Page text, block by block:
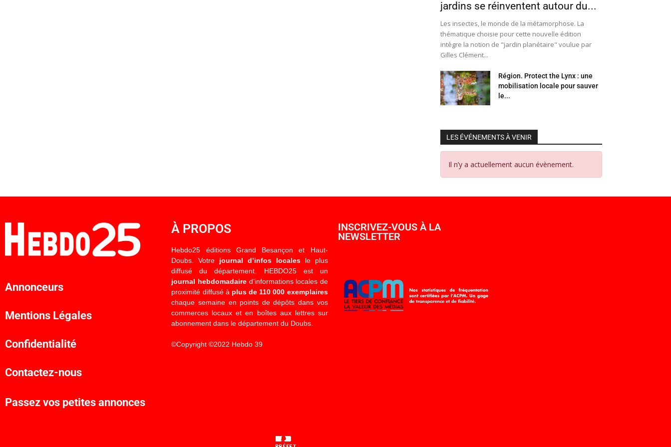
jardins se réinventent autour du...
Les insectes, le monde de la métamorphose. La
thématique choisie pour cette nouvelle édition
intègre la notion de "jardin planétaire" voulue par
Gilles Clément...
Région. Protect the Lynx : une
mobilisation locale pour sauver
le...
LES ÉVÉNEMENTS À VENIR
Il n’y a actuellement aucun évènement.
Annonceurs
Mentions Légales
Confidentialité
Contactez-nous
Passez vos petites annonces
À PROPOS
Hebdo25 éditions Grand Besançon et Haut-
Doubs. Votre journal d’infos localesle plus
diffusé du département. HEBDO25 est un
journal hebdomadaired’informations locales de
proximité diffusé à plus de 110 000 exemplaires
chaque semaine en points de dépôts dans vos
commerces locaux et en boîtes aux lettres sur
abonnement dans le département du Doubs.
©Copyright ©2022 Hebdo 39
INSCRIVEZ-VOUS À LA
NEWSLETTER